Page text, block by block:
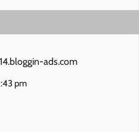
ads.com
pm